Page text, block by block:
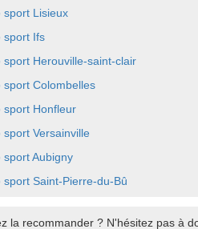
sport Lisieux
sport Ifs
sport Herouville-saint-clair
sport Colombelles
sport Honfleur
sport Versainville
sport Aubigny
sport Saint-Pierre-du-Bû
la recommander ? N'hésitez pas à